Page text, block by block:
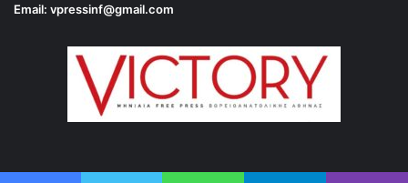
Email: vpressinf@gmail.com